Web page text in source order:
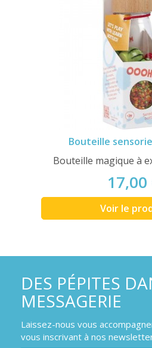
Bouteille
Bouteille magique à
17,00
Voir le
DES PÉPITES
MESSAGERIE
Laissez-nous vous
vous inscrivant à nos